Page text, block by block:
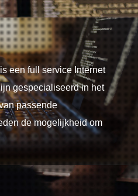
een full service Internet
gespecialiseerd in het
passende
de mogelijkheid om